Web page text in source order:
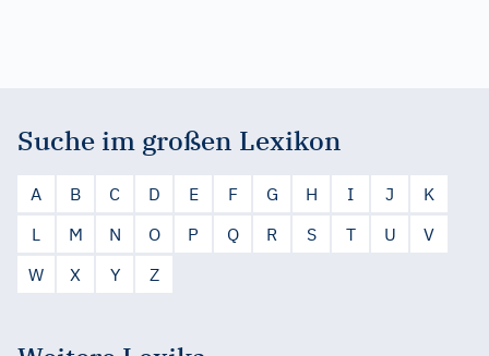
Suche im großen Lexikon
A B C D E F G H I J
K
L
M N O P Q R S T U
V
W
X Y Z